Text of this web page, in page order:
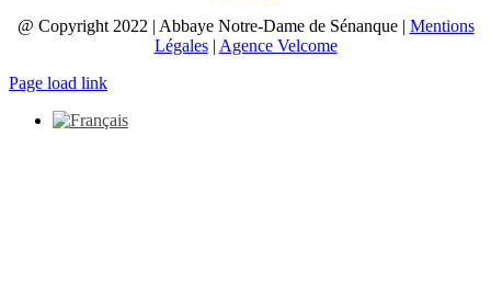
@ Copyright 2022 | Abbaye Notre-Dame de Sénanque | Mentions
Légales| Agence Velcome
Page load link